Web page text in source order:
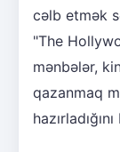
cəlb etmək
"The
mənbələr,
qazanmaq